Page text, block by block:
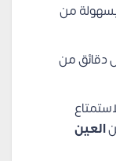
من
دقائق من
العين